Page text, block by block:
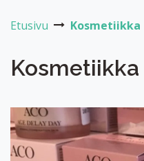
Etusivu Kosmetiikka
Kosmetiikka